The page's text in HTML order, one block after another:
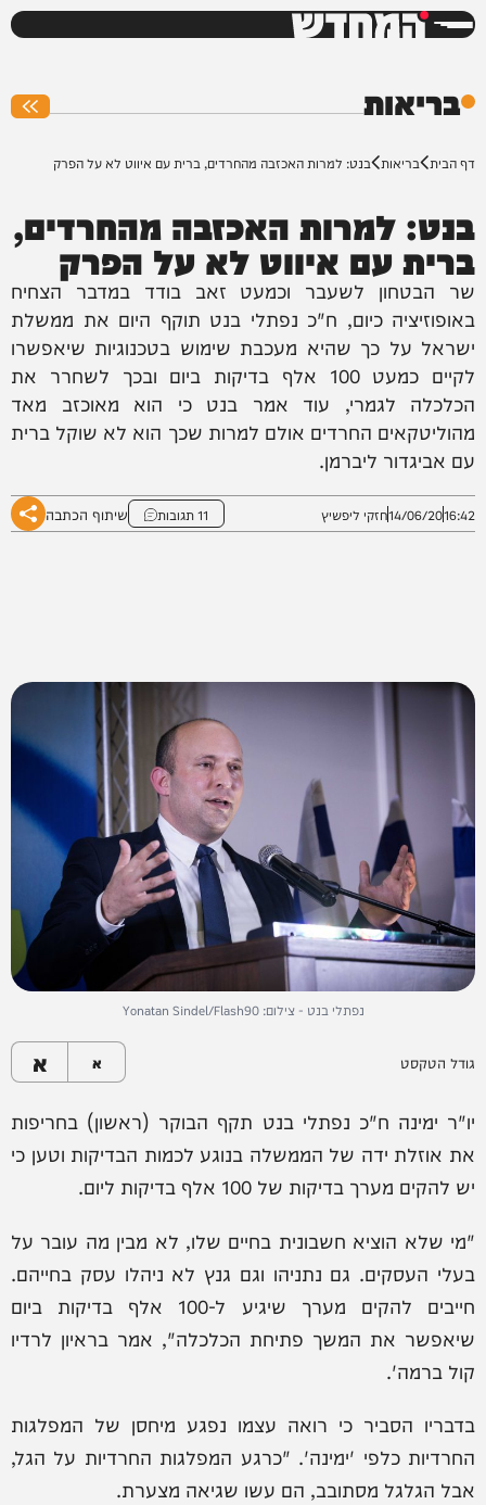
המחדש
בריאות
דף הבית בריאות בנט: למרות האכזבה מהחרדים, ברית עם איווט לא על הפרק
בנט: למרות האכזבה מהחרדים,
ברית עם איווט לא על הפרק
שר הבטחון לשעבר וכמעט זאב בודד במדבר הצחיח
באופוזיציה כיום, ח"כ נפתלי בנט תוקף היום את ממשלת
ישראל על כך שהיא מעכבת שימוש בטכנוגיות שיאפשרו
לקיים כמעט 100 אלף בדיקות ביום ובכך לשחרר את
הכלכלה לגמרי, עוד אמר בנט כי הוא מאוכזב מאד
מהוליטקאים החרדים אולם למרות שכך הוא לא שוקל ברית
עם אביגדור ליברמן.
16:42
14/06/20חזקי ליפשיץ 11 תגובות שיתוף הכתבה
נפתלי בנט - צילום: Yonatan Sindel/Flash90
גודל הטקסט א א
יו"ר ימינה ח"כ נפתלי בנט תקף הבוקר (ראשון) בחריפות
את אוזלת ידה של הממשלה בנוגע לכמות הבדיקות וטען כי
יש להקים מערך בדיקות של 100 אלף בדיקות ליום.
"מי שלא הוציא חשבונית בחיים שלו, לא מבין מה עובר על
בעלי העסקים. גם נתניהו וגם גנץ לא ניהלו עסק בחייהם.
חייבים להקים מערך שיגיע ל-100 אלף בדיקות ביום
שיאפשר את המשך פתיחת הכלכלה", אמר בראיון לרדיו
קול ברמה'.
בדבריו הסביר כי רואה עצמו נפגע מיחסן של המפלגות
החרדיות כלפי 'ימינה'. "כרגע המפלגות החרדיות על הגל,
אבל הגלגל מסתובב, הם עשו שגיאה מצערת.